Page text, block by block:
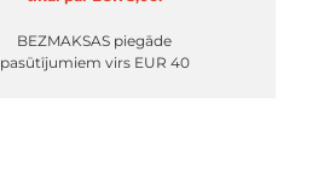
BEZMAKSAS piegāde
pasūtījumiem virs EUR 40